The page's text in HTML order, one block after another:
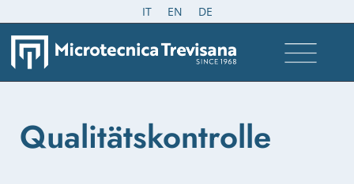
IT EN DE
Qualitätskontrolle